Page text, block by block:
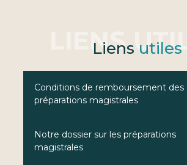
Liens utiles
Conditions de remboursement des
préparations magistrales
Notre dossier sur les préparations
magistrales